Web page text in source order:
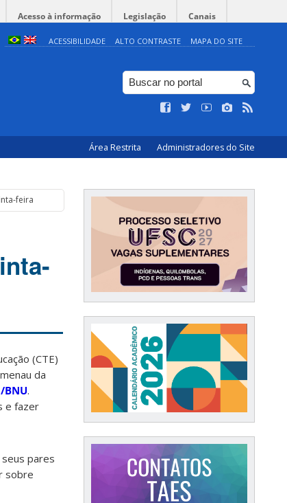
Acesso à informação Legislação Canais
ACESSIBILIDADE ALTO CONTRASTE MAPA DO SITE
Área Restrita Administradores do Site
feira
(CTE)
da
BNU.
e fazer
pares
sobre